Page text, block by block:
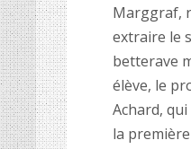
Marggraf,
extraire le
betterave
élève, le
Achard,
la